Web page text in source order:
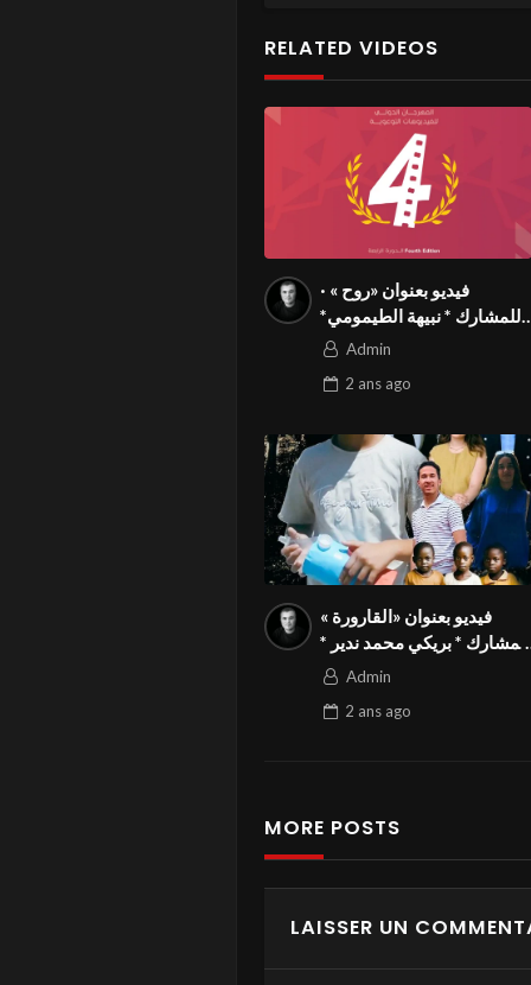
RELATED VIDEOS
· فيديو بعنوان «روح »
للمشارك * نبيهة الطيمومي*
من تونس في المسابقة
للفيدوهات التوعوية Season
Admin
2 ans ago
فيديو بعنوان «القارورة »
للمشارك * بريكي محمد ندير *
من الجزائر في المسابقة
للفيدوهات التوعوية Season
Admin
2 ans ago
MORE POSTS
LAISSER UN